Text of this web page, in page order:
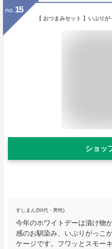
no. 15
ショッ
すしまん(50代・男性)
今年のホワイトデーは漬け物
感のお馴染み、いぶりがっこ
ケージです。フワッとスモー